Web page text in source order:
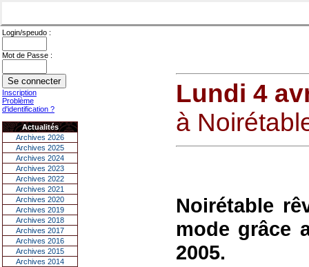
Login/speudo :
Mot de Passe :
Inscription
Problème
d'identification ?
Actualités
Archives 2026
Archives 2025
Archives 2024
Archives 2023
Archives 2022
Archives 2021
Archives 2020
Archives 2019
Archives 2018
Archives 2017
Archives 2016
Archives 2015
Archives 2014
Lundi 4
à
Noirétable
mode grâce
2005.